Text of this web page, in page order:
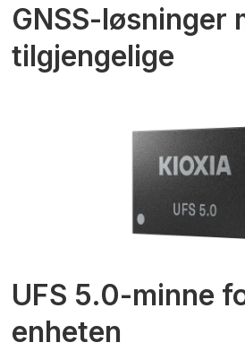
GNSS-løsninger
tilgjengelige
UFS 5.0-minne
enheten